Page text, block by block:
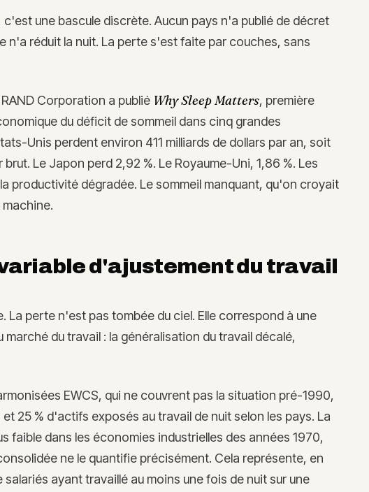
une bascule discrète. Aucun pays n'a publié de décret
n'a réduit la nuit. La perte s'est faite par couches, sans
RAND Corporation a publié Why Sleep Matters, première
du déficit de sommeil dans cinq grandes
Unis perdent environ 411 milliards de dollars par an, soit
Le Japon perd 2,92 %. Le Royaume-Uni, 1,86 %. Les
productivité dégradée. Le sommeil manquant, qu'on croyait
d'ajustement du travail
La perte n'est pas tombée du ciel. Elle correspond à une
du travail : la généralisation du travail décalé,
EWCS, qui ne couvrent pas la situation pré-1990,
25 % d'actifs exposés au travail de nuit selon les pays. La
faible dans les économies industrielles des années 1970,
ne le quantifie précisément. Cela représente, en
ayant travaillé au moins une fois de nuit sur une